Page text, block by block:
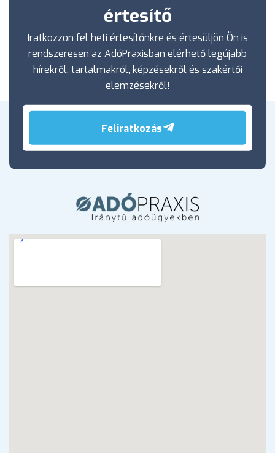
értesítő
Iratkozzon fel heti értesítőnkre és értesüljön Ön is
rendszeresen az AdóPraxisban elérhető legújabb
hírekről, tartalmakról, képzésekről és szakértői
elemzésekről!
Feliratkozás